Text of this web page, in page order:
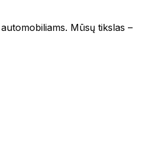
Mūsų tikslas –